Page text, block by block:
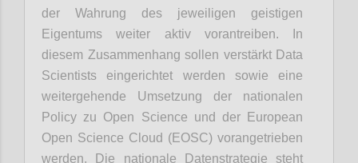
der Wahrung des jeweiligen geistigen
Eigentums weiter aktiv vorantreiben. In
diesem Zusammenhang sollen verstärkt Data
Scientists eingerichtet werden sowie eine
weitergehende Umsetzung der nationalen
Policy zu Open Science und der European
Open Science Cloud (EOSC) vorangetrieben
werden. Die nationale Datenstrategie steht